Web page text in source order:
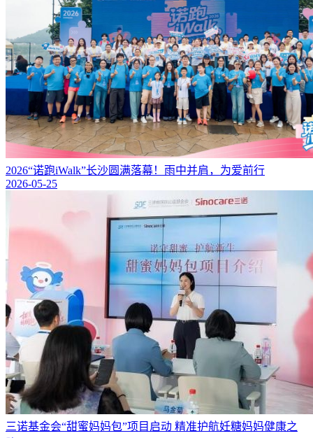
2026“诺跑iWalk”长沙圆满落幕！雨中并肩，为爱前行
2026-05-25
三诺基金会“甜蜜妈妈包”项目启动 精准护航妊糖妈妈健康之